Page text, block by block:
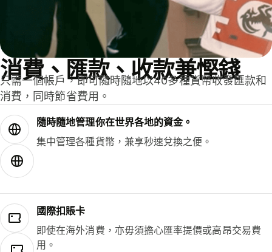
消費、匯款、收款兼慳錢
只需一個帳戶，即可隨時隨地以40多種貨幣收發匯款和
消費，同時節省費用。
隨時隨地管理你在世界各地的資金。
集中管理各種貨幣，兼享秒速兌換之便。
國際扣賬卡
即使在海外消費，亦毋須擔心匯率提價或高昂交易費
用。